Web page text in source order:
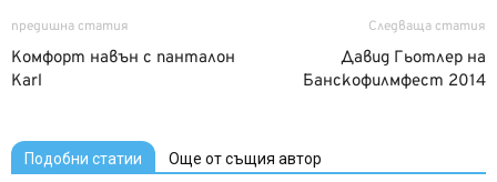
предишна статия
Комфорт навън с панталон
Karl
Следваща статия
Давид Гьотлер на
Банскофилмфест 2014
Подобни статии Още от същия автор